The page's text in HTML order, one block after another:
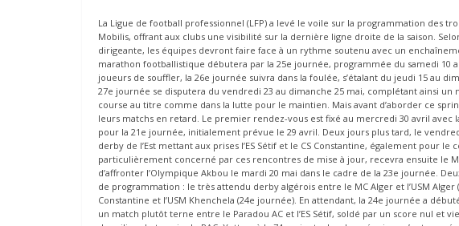
La Ligue de football professionnel (LFP) a levé le voile sur la programmation des
Mobilis, offrant aux clubs une visibilité sur la dernière ligne droite de la saison.
dirigeante, les équipes devront faire face à un rythme soutenu avec un
marathon footballistique débutera par la 25e journée, programmée du samedi 10
joueurs de souffler, la 26e journée suivra dans la foulée, s’étalant du jeudi 15 au
27e journée se disputera du vendredi 23 au dimanche 25 mai, complétant ainsi un
course au titre comme dans la lutte pour le maintien. Mais avant d’aborder ce
leurs matchs en retard. Le premier rendez-vous est fixé au mercredi 30 avril avec
pour la 21e journée, initialement prévue le 29 avril. Deux jours plus tard, le
derby de l’Est mettant aux prises l’ES Sétif et le CS Constantine, également pour le
particulièrement concerné par ces rencontres de mise à jour, recevra ensuite le
d’affronter l’Olympique Akbou le mardi 20 mai dans le cadre de la 23e journée.
de programmation : le très attendu derby algérois entre le MC Alger et l’USM
Constantine et l’USM Khenchela (24e journée). En attendant, la 24e journée a
un match plutôt terne entre le Paradou AC et l’ES Sétif, soldé par un score nul et